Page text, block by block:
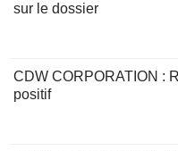
sur le dossier
CDW CORPORATION :
positif